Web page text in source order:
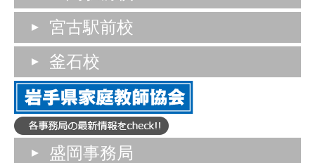
宮古駅前校
釜石校
盛岡事務局